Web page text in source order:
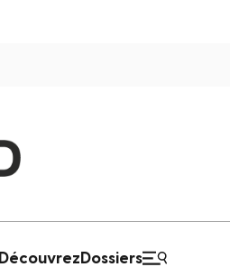
Découvrez Dossiers